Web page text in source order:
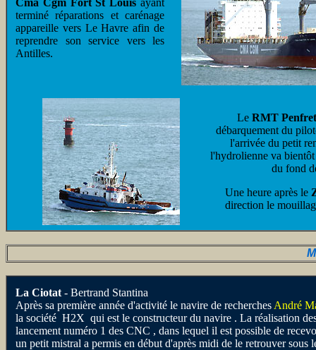
Cma Cgm Fort St Louis ayant
terminé réparations et carénage
appareille vers Le Havre afin de
reprendre son service vers les
Antilles.
Le RMT Penfret
débarquement du
l'arrivée du petit
l'hydrolienne va
du fond
Une heure après le
direction le
La Ciotat - Bertrand Stantina
Après sa première année d'activité le navire de recherches André
la société H2X qui est le constructeur du navire . La réalisation
lancement numéro 1 des CNC , dans lequel il est possible de
un petit mistral a permis en début d'après midi de le retrouver sous